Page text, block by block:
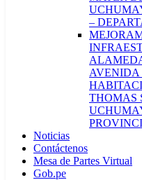
–
AVENIDA
THOMAS
Noticias
Contáctenos
Mesa de Partes Virtual
Gob.pe